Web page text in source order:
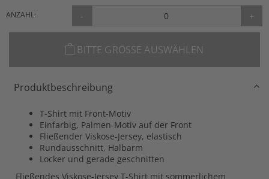
ANZAHL: - +
BITTE GRÖSSE AUSWÄHLEN
Produktbeschreibung
T-Shirt mit Front-Motiv
Einfarbig, Palmen-Motiv auf der Front
Fließender Viskose-Jersey, elastisch
Rundausschnitt, Halbarm
Locker und gerade geschnitten
Fließendes Viskose-Jersey T-Shirt mit sommerlichem